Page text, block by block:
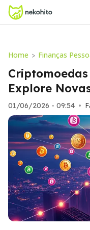
Home > Finanças
Explore
01/06/2026 - 09:54 •